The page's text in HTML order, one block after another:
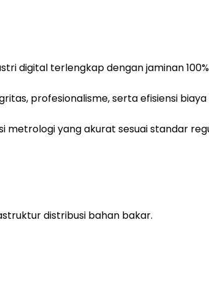
digital terlengkap dengan jaminan
profesionalisme, serta efisiensi
yang akurat sesuai standar
distribusi bahan bakar.